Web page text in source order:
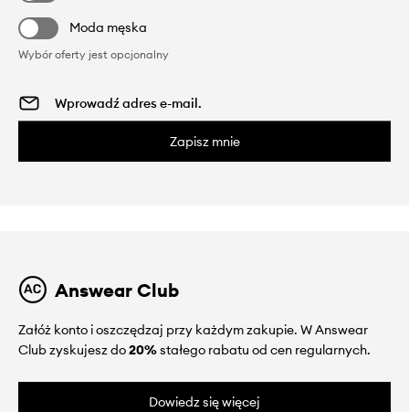
Moda męska
Wybór oferty jest opcjonalny
Zapisz mnie
Answear Club
Załóż konto i oszczędzaj przy każdym zakupie. W Answear
Club zyskujesz do20%stałego rabatu od cen regularnych.
Dowiedz się więcej